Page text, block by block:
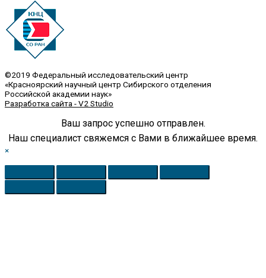
©2019 Федеральный исследовательский центр
«Красноярский научный центр Сибирского отделения
Российской академии наук»
Разработка сайта - V2 Studio
Ваш запрос успешно отправлен.
Наш специалист свяжемся с Вами в ближайшее время.
×